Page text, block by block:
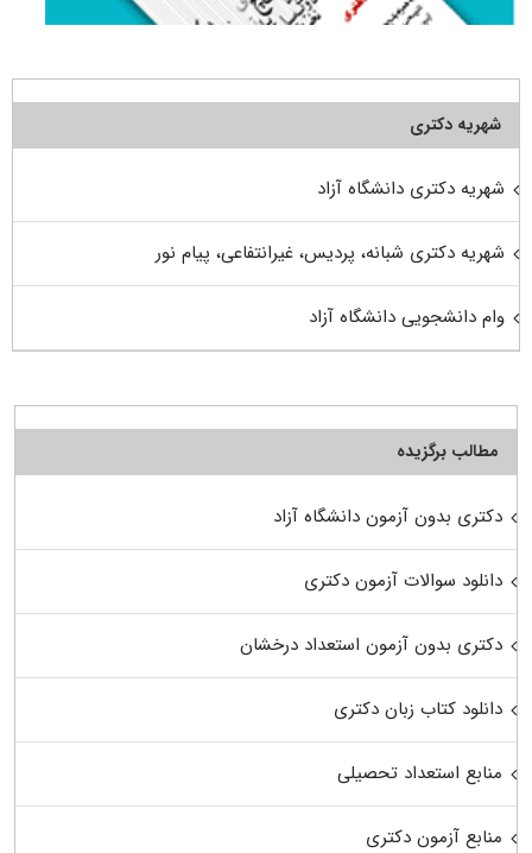
شهریه دکتری
شهریه دکتری دانشگاه آزاد
شهریه دکتری شبانه، پردیس، غیرانتفاعی، پیام نور
وام دانشجویی دانشگاه آزاد
مطالب برگزیده
دکتری بدون آزمون دانشگاه آزاد
دانلود سوالات آزمون دکتری
دکتری بدون آزمون استعداد درخشان
دانلود کتاب زبان دکتری
منابع استعداد تحصیلی
منابع آزمون دکتری